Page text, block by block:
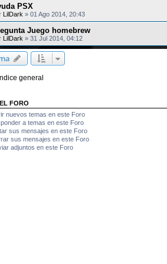
PSX
LilDark » 01 Ago 2014, 20:43
Juego homebrew
LilDark » 31 Jul 2014, 04:12
general
FORO
nuevos temas en este Foro
a temas en este Foro
sus mensajes en este Foro
sus mensajes en este Foro
adjuntos en este Foro